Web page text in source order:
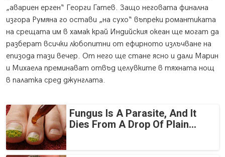
„авариен ерген“ Георги Гатев. Защо неговата финална
изгора Румяна го остави „на сухо“ въпреки романтиката
на срещата им в хамак край Индийския океан ще могат да
разберат всички любопитни от ефирното излъчване на
епизода тази вечер. От него ще стане ясно и дали Марин
и Михаела преминават отвъд целувките в тяхната нощ
в палатка сред джунглата.
Fungus Is A Parasite, And It
Dies From A Drop Of Plain...